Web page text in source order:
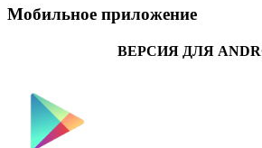
Мобильное приложение
ВЕРСИЯ ДЛЯ